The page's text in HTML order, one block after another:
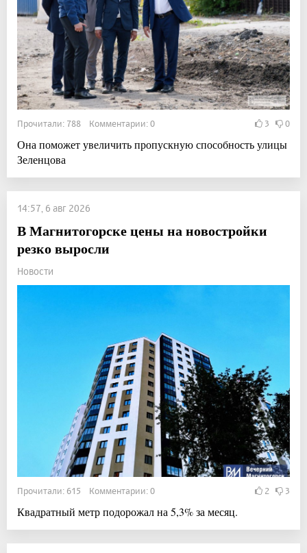
Прочитали: 788 Комментарии: 0 3 0
Она поможет увеличить пропускную способность улицы
Зеленцова
14:57, 6 авг 2026
В Магнитогорске цены на новостройки
резко выросли
Новости
Прочитали: 615 Комментарии: 0 2 3
Квадратный метр подорожал на 5,3% за месяц.